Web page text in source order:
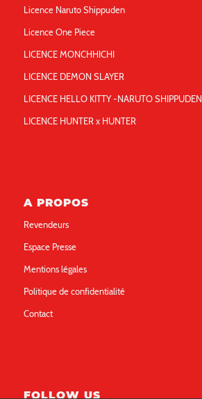
Licence Naruto Shippuden
Licence One Piece
LICENCE MONCHHICHI
LICENCE DEMON SLAYER
LICENCE HELLO KITTY -NARUTO SHIPPUDEN
LICENCE HUNTER x HUNTER
A PROPOS
Revendeurs
Espace Presse
Mentions légales
Politique de confidentialité
Contact
FOLLOW US